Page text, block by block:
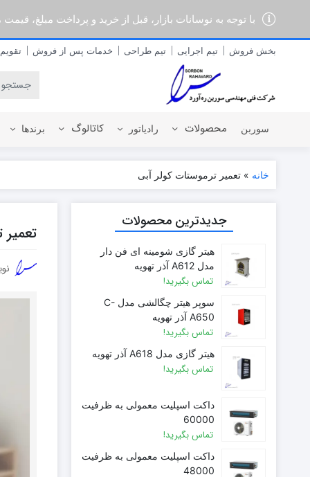
با توجه به نوسانات بازار، قبل از خرید و پرداخت مبلغ،
بخش فروش تیم اجرایی تیم طراحی خدمات پس از فروش تقویم 1403
سوربن محصولات رادیاتور
رادیاتور پره ای آلومینیومی
کاتالوگ برندها
خانه » تعمیر ترموستات کولر آبی
جدیدترین محصولات
هیتر گازی شومینه ای فن دار
مدل A612 آذر تهویه
تماس بگیرید!
سوپر هیتر چگالشی مدل C-
A650 آذر تهویه
تماس بگیرید!
هیتر گازی مدل A618 آذر تهویه
تماس بگیرید!
داکت اسپلیت معمولی به ظرفیت
60000
تماس بگیرید!
داکت اسپلیت معمولی به ظرفیت
48000